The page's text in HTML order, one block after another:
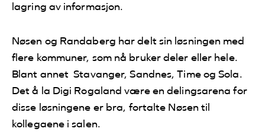
lagring av informasjon.
Nøsen og Randaberg har delt sin løsningen med
flere kommuner, som nå bruker deler eller hele.
Blant annet Stavanger, Sandnes, Time og Sola.
Det å la Digi Rogaland være en delingsarena for
disse løsningene er bra, fortalte Nøsen til
kollegaene i salen.